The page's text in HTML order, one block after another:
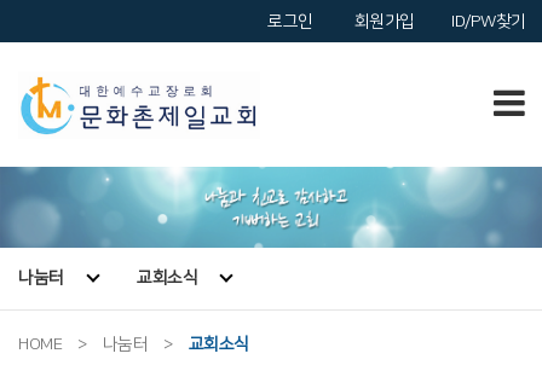
로그인 회원가입 ID/PW찾기
나눔터 교회소식
HOME > 나눔터 > 교회소식